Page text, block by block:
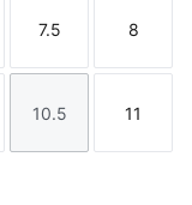
Taille
7.5
Taille
8
Taille
10.5
Taille
11